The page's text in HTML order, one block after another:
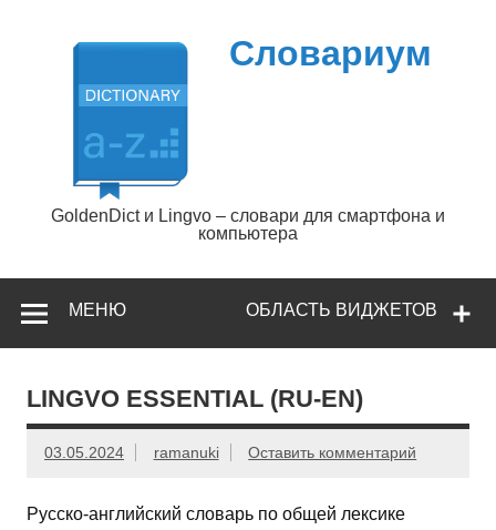
содержимому
Словариум
GoldenDict и Lingvo – словари для смартфона и
компьютера
ОБЛАСТЬ ВИДЖЕТОВ
МЕНЮ
LINGVO ESSENTIAL (RU-EN)
03.05.2024 ramanuki Оставить комментарий
Русско-английский словарь по общей лексике